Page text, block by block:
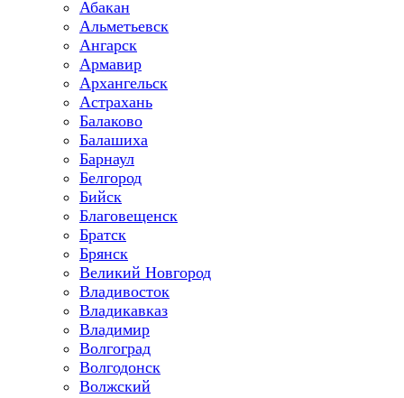
Абакан
Альметьевск
Ангарск
Армавир
Архангельск
Астрахань
Балаково
Балашиха
Барнаул
Белгород
Бийск
Благовещенск
Братск
Брянск
Великий Новгород
Владивосток
Владикавказ
Владимир
Волгоград
Волгодонск
Волжский